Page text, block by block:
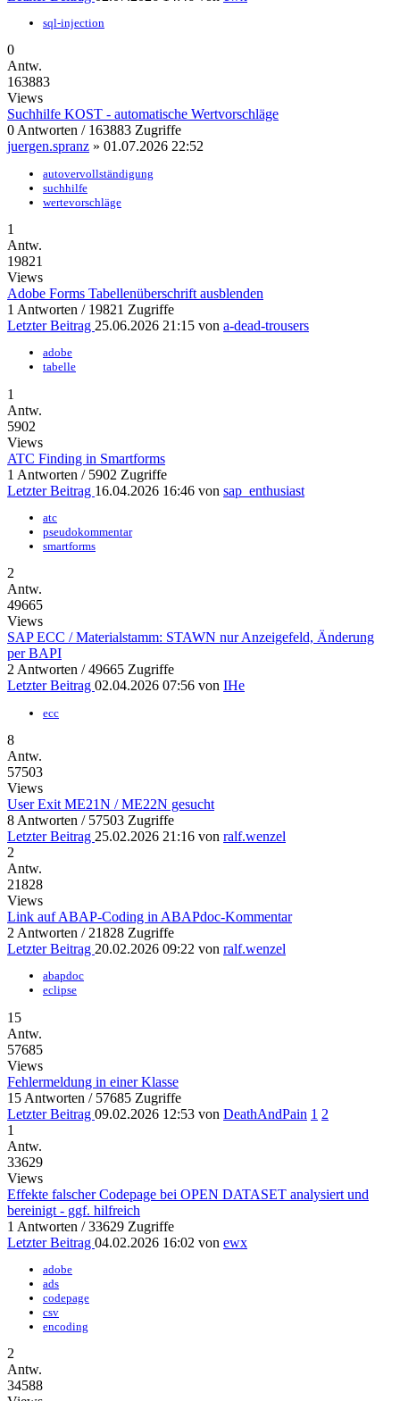
sql-injection
0
Antw.
163883
Views
Suchhilfe KOST - automatische Wertvorschläge
0 Antworten / 163883 Zugriffe
juergen.spranz » 01.07.2026 22:52
autovervollständigung
suchhilfe
wertevorschläge
1
Antw.
19821
Views
Adobe Forms Tabellenüberschrift ausblenden
1 Antworten / 19821 Zugriffe
Letzter Beitrag 25.06.2026 21:15 von a-dead-trousers
adobe
tabelle
1
Antw.
5902
Views
ATC Finding in Smartforms
1 Antworten / 5902 Zugriffe
Letzter Beitrag 16.04.2026 16:46 von sap_enthusiast
atc
pseudokommentar
smartforms
2
Antw.
49665
Views
SAP ECC / Materialstamm: STAWN nur Anzeigefeld, Änderung
per BAPI
2 Antworten / 49665 Zugriffe
Letzter Beitrag 02.04.2026 07:56 von IHe
ecc
8
Antw.
57503
Views
User Exit ME21N / ME22N gesucht
8 Antworten / 57503 Zugriffe
Letzter Beitrag 25.02.2026 21:16 von ralf.wenzel
2
Antw.
21828
Views
Link auf ABAP-Coding in ABAPdoc-Kommentar
2 Antworten / 21828 Zugriffe
Letzter Beitrag 20.02.2026 09:22 von ralf.wenzel
abapdoc
eclipse
15
Antw.
57685
Views
Fehlermeldung in einer Klasse
15 Antworten / 57685 Zugriffe
Letzter Beitrag 09.02.2026 12:53 von DeathAndPain 1 2
1
Antw.
33629
Views
Effekte falscher Codepage bei OPEN DATASET analysiert und
bereinigt - ggf. hilfreich
1 Antworten / 33629 Zugriffe
Letzter Beitrag 04.02.2026 16:02 von ewx
adobe
ads
codepage
csv
encoding
2
Antw.
34588